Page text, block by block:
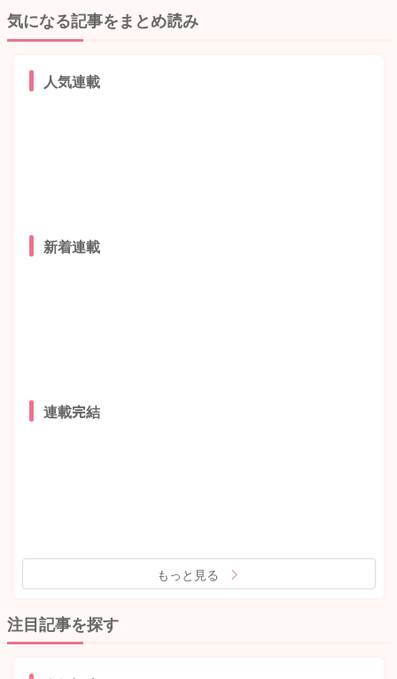
気になる記事をまとめ読み
人気連載
新着連載
連載完結
もっと見る
注目記事を探す